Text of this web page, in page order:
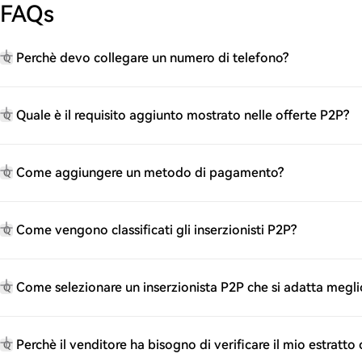
FAQs
Q Perchè devo collegare un numero di telefono?
Q Quale è il requisito aggiunto mostrato nelle offerte P2P?
Q Come aggiungere un metodo di pagamento?
Q Come vengono classificati gli inserzionisti P2P?
Q Come selezionare un inserzionista P2P che si adatta
Q Perchè il venditore ha bisogno di verificare il mio estratto